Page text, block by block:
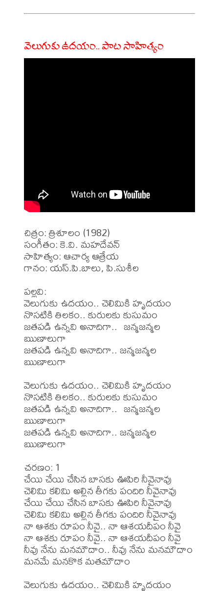
వెలుగుకు ఉదయం.. పాట సాహిత్యం
చిత్రం: త్రిశూలం (1982)
సంగీతం: కె.వి. మహదేవన్
సాహిత్యం: ఆచార్య ఆత్రేయ
గానం: యస్.పి.బాలు, పి.సుశీల
పల్లవి:
వెలుగుకు ఉదయం.. చెలిమికి హృదయం
నొసటికి తిలకం.. కురులకు కుసుమం
జతపడి ఉన్నవి అనాదిగా..  జన్మజన్మల
ఋణాలుగా
జతపడి ఉన్నవి అనాదిగా.. జన్మజన్మల
ఋణాలుగా
వెలుగుకు ఉదయం.. చెలిమికి హృదయం
నొసటికి తిలకం.. కురులకు కుసుమం
జతపడి ఉన్నవి అనాదిగా..  జన్మజన్మల
ఋణాలుగా
జతపడి ఉన్నవి అనాదిగా.. జన్మజన్మల
ఋణాలుగా
చరణం: 1
చేయి చేయి చేసిన బాసకు ఊపిరి నీవైనావు
చెలిమి కలిమి అల్లిన తీగకు పందిరి నీవైనావు
చేయి చేయి చేసిన బాసకు ఊపిరి నీవైనావు
చెలిమి కలిమి అల్లిన తీగకు పందిరి నీవైనావు
నా ఆశకు రూపం నీవై.. నా ఆశయదీపం నీవై
నా ఆశకు రూపం నీవై.. నా ఆశయదీపం నీవై
నీవు నేను మనమౌదాం.. నీవు నేను మనమౌదాం
మనమే మనకొక మతమౌదాం
వెలుగుకు ఉదయం.. చెలిమికి హృదయం